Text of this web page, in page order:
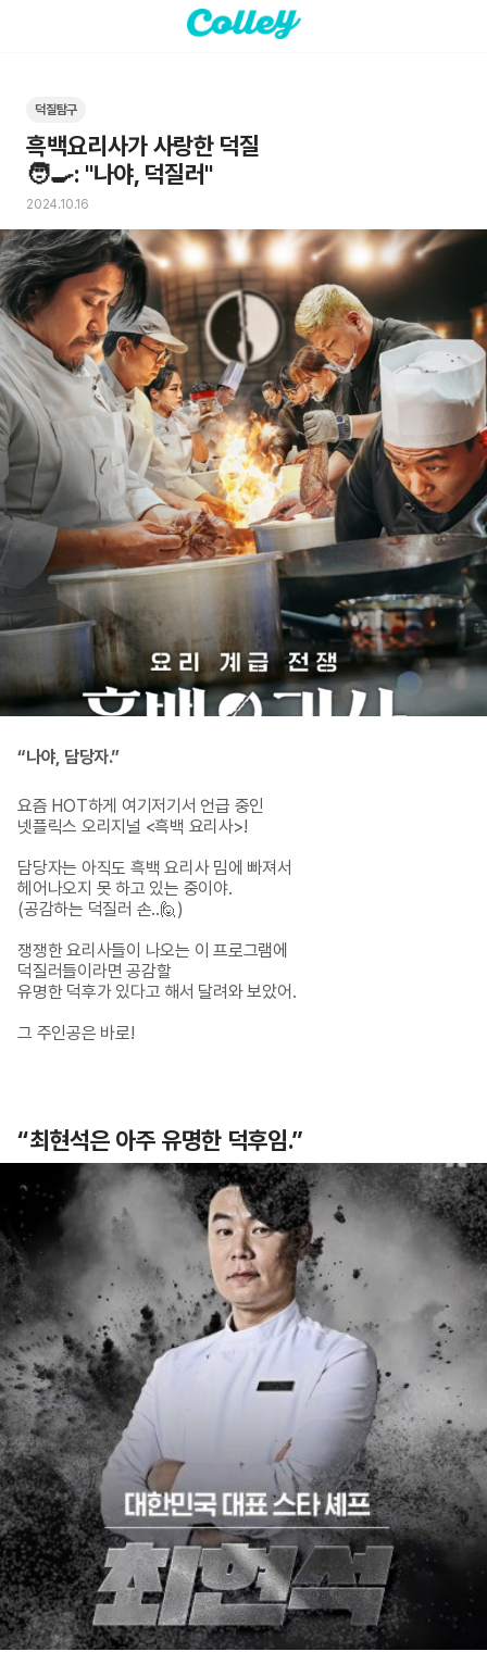
덕질탐구
흑백요리사가 사랑한 덕질
🧑‍🍳: "나야, 덕질러"
2024.10.16
“나야, 담당자.”
요즘 HOT하게 여기저기서 언급 중인
넷플릭스 오리지널 <흑백 요리사>!
담당자는 아직도 흑백 요리사 밈에 빠져서
헤어나오지 못 하고 있는 중이야.
(공감하는 덕질러 손..🙋)
쟁쟁한 요리사들이 나오는 이 프로그램에
덕질러들이라면 공감할
유명한 덕후가 있다고 해서 달려와 보았어.
그 주인공은 바로!
“최현석은 아주 유명한 덕후임.”